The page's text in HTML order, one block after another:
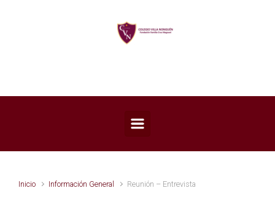
Inicio Información General Reunión – Entrevista